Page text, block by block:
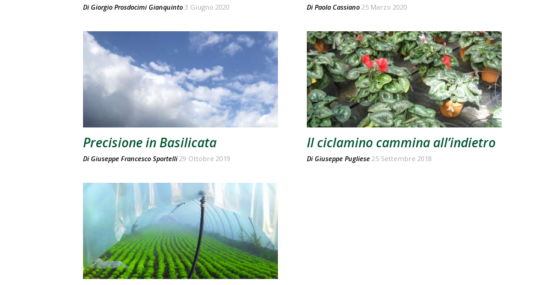
Di Giorgio Prosdocimi Gianquinto 3 Giugno 2020 Di Paola Cassiano 25 Marzo 2020
Precisione in Basilicata
Di Giuseppe Francesco Sportelli 29 Ottobre 2019
Il ciclamino cammina all’indietro
Di Giuseppe Pugliese 25 Settembre 2018